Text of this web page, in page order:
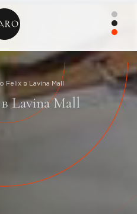
Felix в Lavina Mall
Lavina Mall